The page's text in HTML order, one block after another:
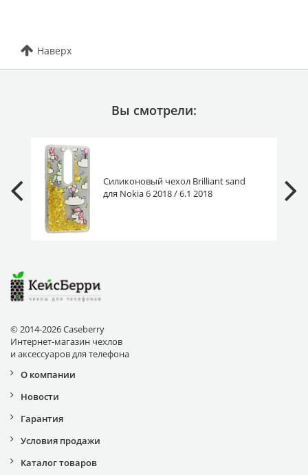
Наверх
Вы смотрели:
Силиконовый чехол Brilliant sand
для Nokia 6 2018 / 6.1 2018
© 2014-2026 Caseberry
Интернет-магазин чехлов
и аксессуаров для телефона
О компании
Новости
Гарантия
Условия продажи
Каталог товаров